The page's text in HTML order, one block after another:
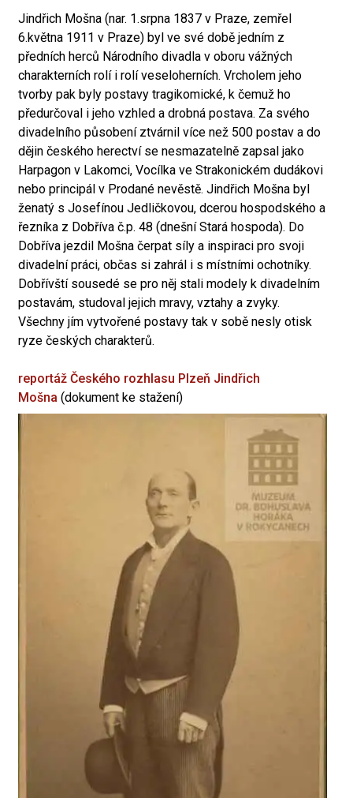
Jindřich Mošna (nar. 1.srpna 1837 v Praze, zemřel
6.května 1911 v Praze) byl ve své době jedním z
předních herců Národního divadla v oboru vážných
charakterních rolí i rolí veseloherních. Vrcholem jeho
tvorby pak byly postavy tragikomické, k čemuž ho
předurčoval i jeho vzhled a drobná postava. Za svého
divadelního působení ztvárnil více než 500 postav a do
dějin českého herectví se nesmazatelně zapsal jako
Harpagon v Lakomci, Vocílka ve Strakonickém dudákovi
nebo principál v Prodané nevěstě. Jindřich Mošna byl
ženatý s Josefínou Jedličkovou, dcerou hospodského a
řezníka z Dobříva č.p. 48 (dnešní Stará hospoda). Do
Dobříva jezdil Mošna čerpat síly a inspiraci pro svoji
divadelní práci, občas si zahrál i s místními ochotníky.
Dobřívští sousedé se pro něj stali modely k divadelním
postavám, studoval jejich mravy, vztahy a zvyky.
Všechny jím vytvořené postavy tak v sobě nesly otisk
ryze českých charakterů.
reportáž Českého rozhlasu Plzeň Jindřich
Mošna (dokument ke stažení)